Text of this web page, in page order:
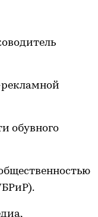
обувного